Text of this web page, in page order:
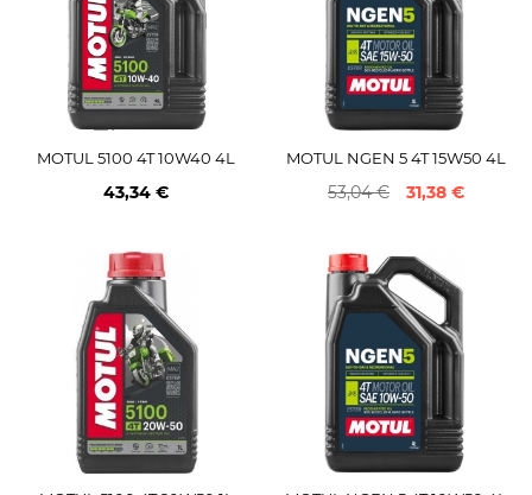
MOTUL 5100 4T 10W40 4L
43,34 €
MOTUL NGEN 5 4T 15W50 4L
53,04 € 31,38 €